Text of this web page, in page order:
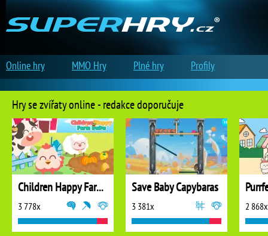
Hry se zvířaty online - redakce doporučuje
Children Happy Farm DuDu
3 778x
Save Baby Capybaras
3 381x 2 868x
Online hry MMO Hry Plné hry Profily